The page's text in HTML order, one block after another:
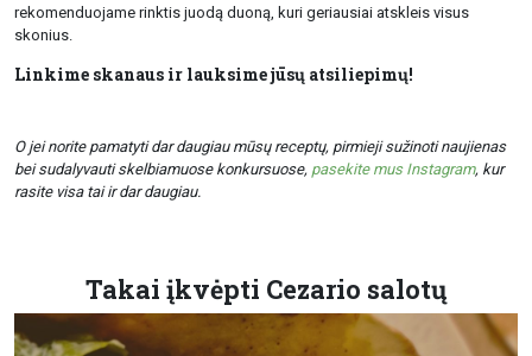
rekomenduojame rinktis juodą duoną, kuri geriausiai atskleis visus
skonius.
Linkime skanaus ir lauksime jūsų atsiliepimų!
O jei norite pamatyti dar daugiau mūsų receptų, pirmieji sužinoti naujienas
bei sudalyvauti skelbiamuose konkursuose, pasekite mus Instagram, kur
rasite visa tai ir dar daugiau.
Takai įkvėpti Cezario salotų